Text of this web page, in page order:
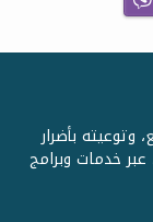
بأضرار
عبر خدمات وبرامج